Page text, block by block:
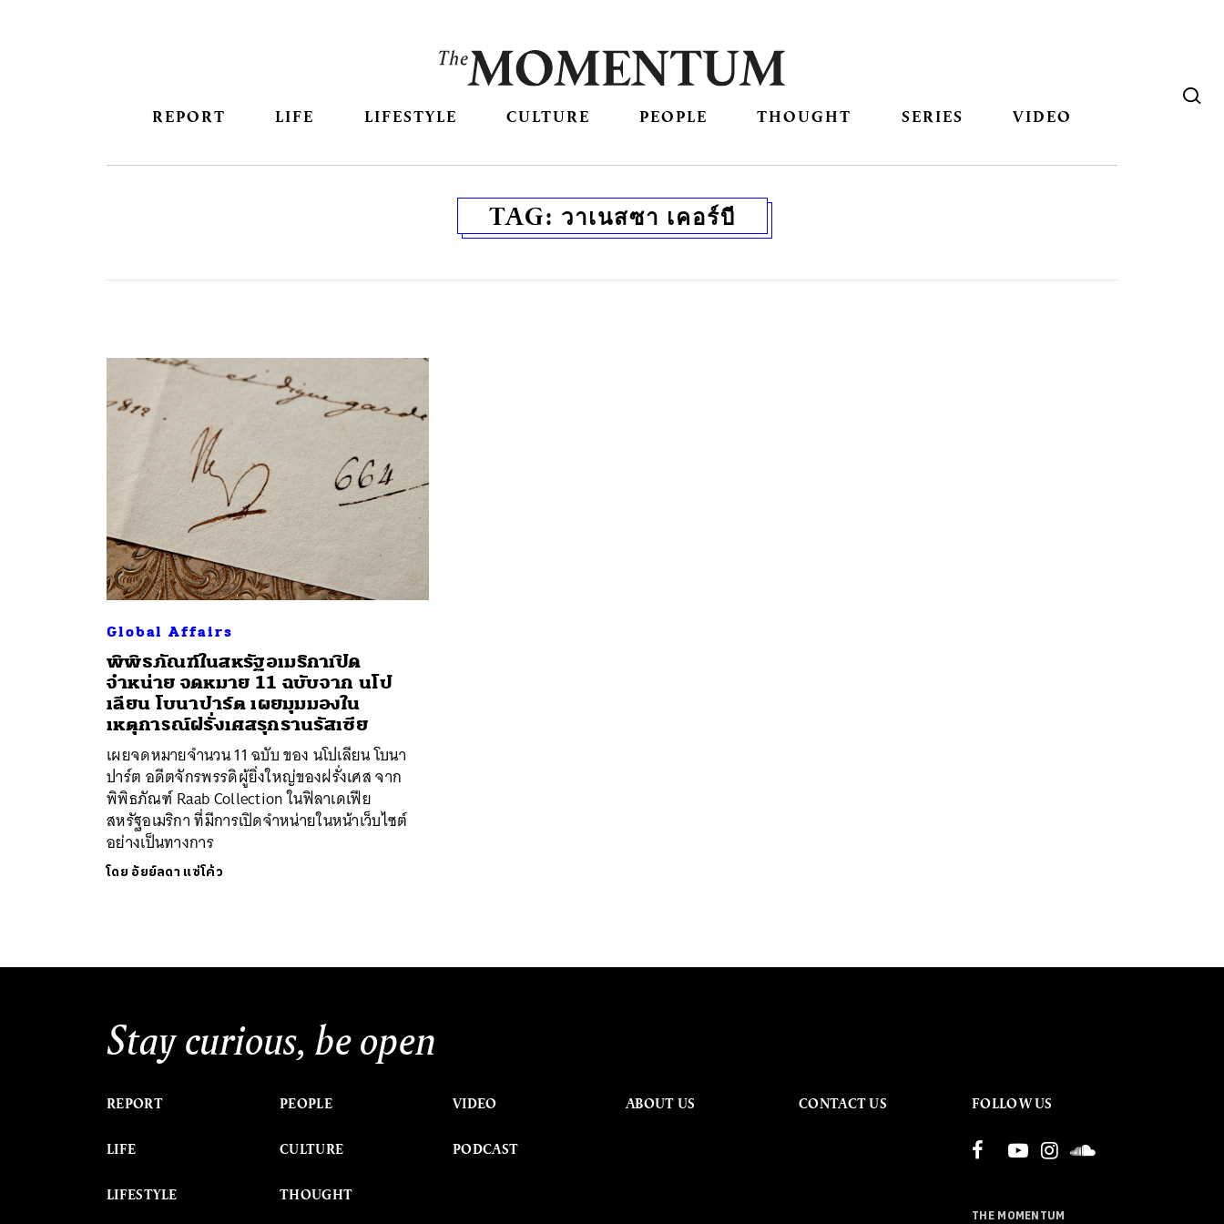
REPORT LIFE LIFESTYLE CULTURE PEOPLE THOUGHT SERIES VIDEO
TAG: วาเนสซา เคอร์บี
Global Affairs
พิพิธภัณฑ์ในสหรัฐอเมริกาเปิด
จำหน่าย จดหมาย 11 ฉบับจาก นโป
เลียน โบนาปาร์ต เผยมุมมองใน
เหตุการณ์ฝรั่งเศสรุกรานรัสเซีย
เผยจดหมายจำนวน 11 ฉบับ ของ นโปเลียน โบนา
ปาร์ต อดีตจักรพรรดิผู้ยิ่งใหญ่ของฝรั่งเศส จาก
พิพิธภัณฑ์ Raab Collection ในฟิลาเดเฟีย
สหรัฐอเมริกา ที่มีการเปิดจำหน่ายในหน้าเว็บไซต์
อย่างเป็นทางการ
โดย อัยย์ลดา แซ่โค้ว
Stay curious, be open
REPORT
LIFE
LIFESTYLE
PEOPLE
CULTURE
THOUGHT
VIDEO
PODCAST
ABOUT US CONTACT US FOLLOW US
THE MOMENTUM
ค้นหา